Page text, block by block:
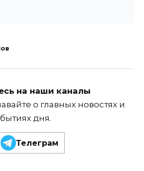
на наши каналы
о главных новостях и
дня.
Телеграм